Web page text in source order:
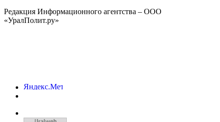
Редакция Информационного агентства – ООО
«УралПолит.ру»